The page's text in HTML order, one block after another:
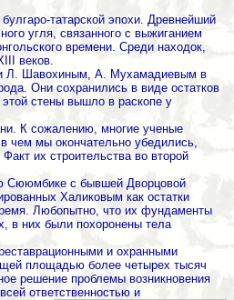
татарской эпохи. Древнейший
угля, связанного с выжиганием
времени. Среди находок,
веков.
Л. Шавохиным, А. Мухамадиевым в
Они сохранились в виде остатков
стены вышло в раскопе у
К сожалению, многие ученые
чем мы окончательно убедились,
их строительства во второй
Сююмбике с бывшей Дворцовой
Халиковым как остатки
Любопытно, что их фундаменты
в них были похоронены тела
и охранными
площадью более четырех тысяч
решение проблемы возникновения
ответственностью и